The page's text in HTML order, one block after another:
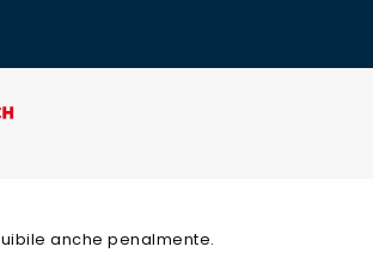
anche penalmente.